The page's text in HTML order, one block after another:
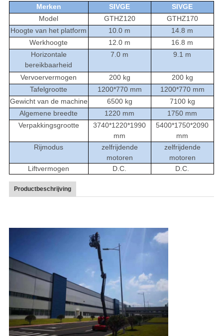
Merken SIVGE
SIVGE
Model
GTHZ120
GTHZ170
Hoogte van het platform
10.0 m
14.8 m
Werkhoogte
12.0 m
16.8 m
Horizontale
bereikbaarheid
7.0 m 9.1 m
Vervoervermogen 200 kg
200 kg
Tafelgrootte
1200*770 mm
1200*770 mm
Gewicht van de machine
6500 kg
7100 kg
Algemene breedte
1220 mm
1750 mm
Verpakkingsgrootte
3740*1220*1990
mm
5400*1750*2090
mm
Rijmodus
zelfrijdende
motoren
zelfrijdende
motoren
Liftvermogen
D.C. D.C.
Productbeschrijving